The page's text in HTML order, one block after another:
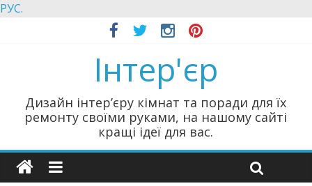
РУС.
Інтер'єр
Дизайн інтер’єру кімнат та поради для їх
ремонту своїми руками, на нашому сайті
кращі ідеї для вас.